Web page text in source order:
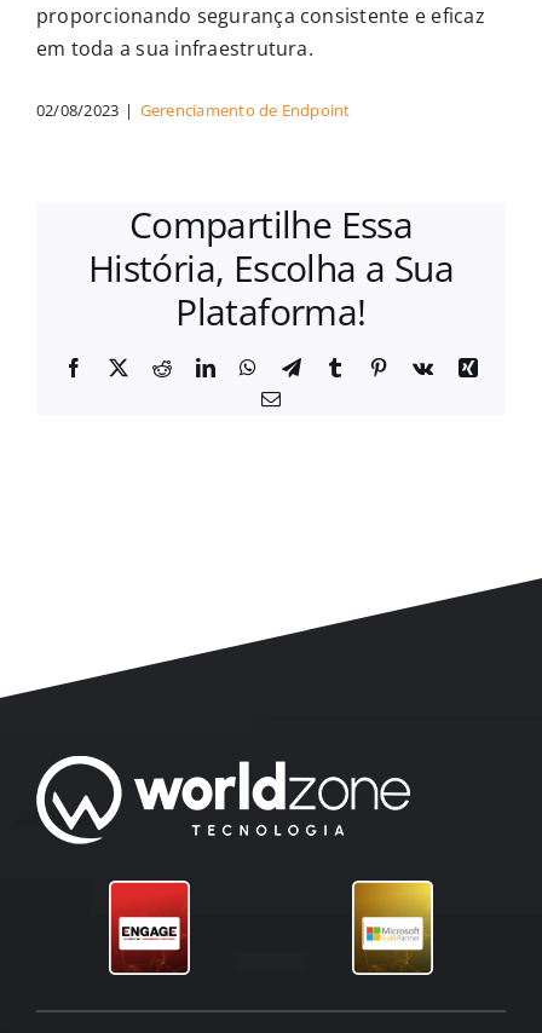
proporcionando segurança consistente e eficaz
em toda a sua infraestrutura.
02/08/2023 | Gerenciamento de Endpoint
Compartilhe Essa
História, Escolha a Sua
Plataforma!
Facebook
X RedditLinkedInWhatsApp
TelegramTumblr Pinterest
Vk
Xing
E-